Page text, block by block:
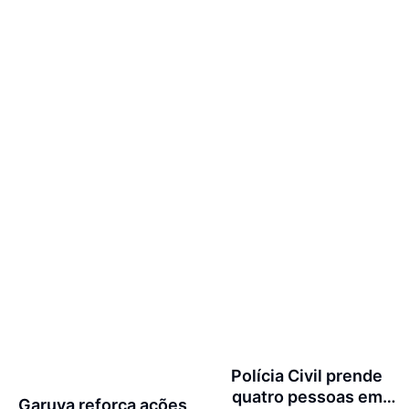
Garuva reforça ações
Polícia Civil prende
quatro pessoas em